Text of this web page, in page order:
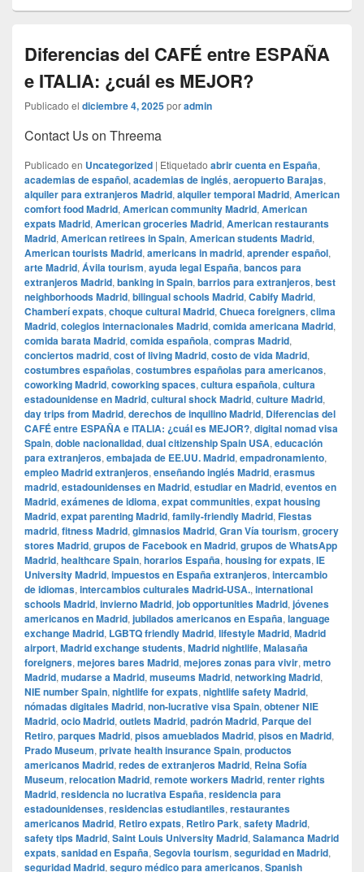
Diferencias del CAFÉ entre ESPAÑA
e ITALIA: ¿cuál es MEJOR?
Publicado el diciembre 4, 2025poradmin
Contact Us on Threema
Publicado en Uncategorized | Etiquetado abrir cuenta en España,
academias de español, academias de inglés, aeropuerto Barajas,
alquiler para extranjeros Madrid, alquiler temporal Madrid, American
comfort food Madrid, American community Madrid, American
expats Madrid, American groceries Madrid, American restaurants
Madrid, American retirees in Spain, American students Madrid,
American tourists Madrid, americans in madrid, aprender español,
arte Madrid, Ávila tourism, ayuda legal España, bancos para
extranjeros Madrid, banking in Spain, barrios para extranjeros, best
neighborhoods Madrid, bilingual schools Madrid, Cabify Madrid,
Chamberí expats, choque cultural Madrid, Chueca foreigners, clima
Madrid, colegios internacionales Madrid, comida americana Madrid,
comida barata Madrid, comida española, compras Madrid,
conciertos madrid, cost of living Madrid, costo de vida Madrid,
costumbres españolas, costumbres españolas para americanos,
coworking Madrid, coworking spaces, cultura española, cultura
estadounidense en Madrid, cultural shock Madrid, culture Madrid,
day trips from Madrid, derechos de inquilino Madrid, Diferencias del
CAFÉ entre ESPAÑA e ITALIA: ¿cuál es MEJOR?, digital nomad visa
Spain, doble nacionalidad, dual citizenship Spain USA, educación
para extranjeros, embajada de EE.UU. Madrid, empadronamiento,
empleo Madrid extranjeros, enseñando inglés Madrid, erasmus
madrid, estadounidenses en Madrid, estudiar en Madrid, eventos en
Madrid, exámenes de idioma, expat communities, expat housing
Madrid, expat parenting Madrid, family-friendly Madrid, Fiestas
madrid, fitness Madrid, gimnasios Madrid, Gran Vía tourism, grocery
stores Madrid, grupos de Facebook en Madrid, grupos de WhatsApp
Madrid, healthcare Spain, horarios España, housing for expats, IE
University Madrid, impuestos en España extranjeros, intercambio
de idiomas, intercambios culturales Madrid-USA., international
schools Madrid, invierno Madrid, job opportunities Madrid, jóvenes
americanos en Madrid, jubilados americanos en España, language
exchange Madrid, LGBTQ friendly Madrid, lifestyle Madrid, Madrid
airport, Madrid exchange students, Madrid nightlife, Malasaña
foreigners, mejores bares Madrid, mejores zonas para vivir, metro
Madrid, mudarse a Madrid, museums Madrid, networking Madrid,
NIE number Spain, nightlife for expats, nightlife safety Madrid,
nómadas digitales Madrid, non-lucrative visa Spain, obtener NIE
Madrid, ocio Madrid, outlets Madrid, padrón Madrid, Parque del
Retiro, parques Madrid, pisos amueblados Madrid, pisos en Madrid,
Prado Museum, private health insurance Spain, productos
americanos Madrid, redes de extranjeros Madrid, Reina Sofía
Museum, relocation Madrid, remote workers Madrid, renter rights
Madrid, residencia no lucrativa España, residencia para
estadounidenses, residencias estudiantiles, restaurantes
americanos Madrid, Retiro expats, Retiro Park, safety Madrid,
safety tips Madrid, Saint Louis University Madrid, Salamanca Madrid
expats, sanidad en España, Segovia tourism, seguridad en Madrid,
seguridad Madrid, seguro médico para americanos, Spanish